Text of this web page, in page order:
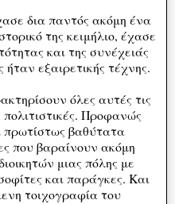
δια παντός ακόμη ένα
της κειμήλιο, έχασε
και της συνέχειάς
εξαιρετικής τέχνης.
όλες αυτές τις
Προφανώς
πρωτίστως βαθύτατα
που βαραίνουν ακόμη
μιας πόλης με
και παράγκες. Και
τοιχογραφία του